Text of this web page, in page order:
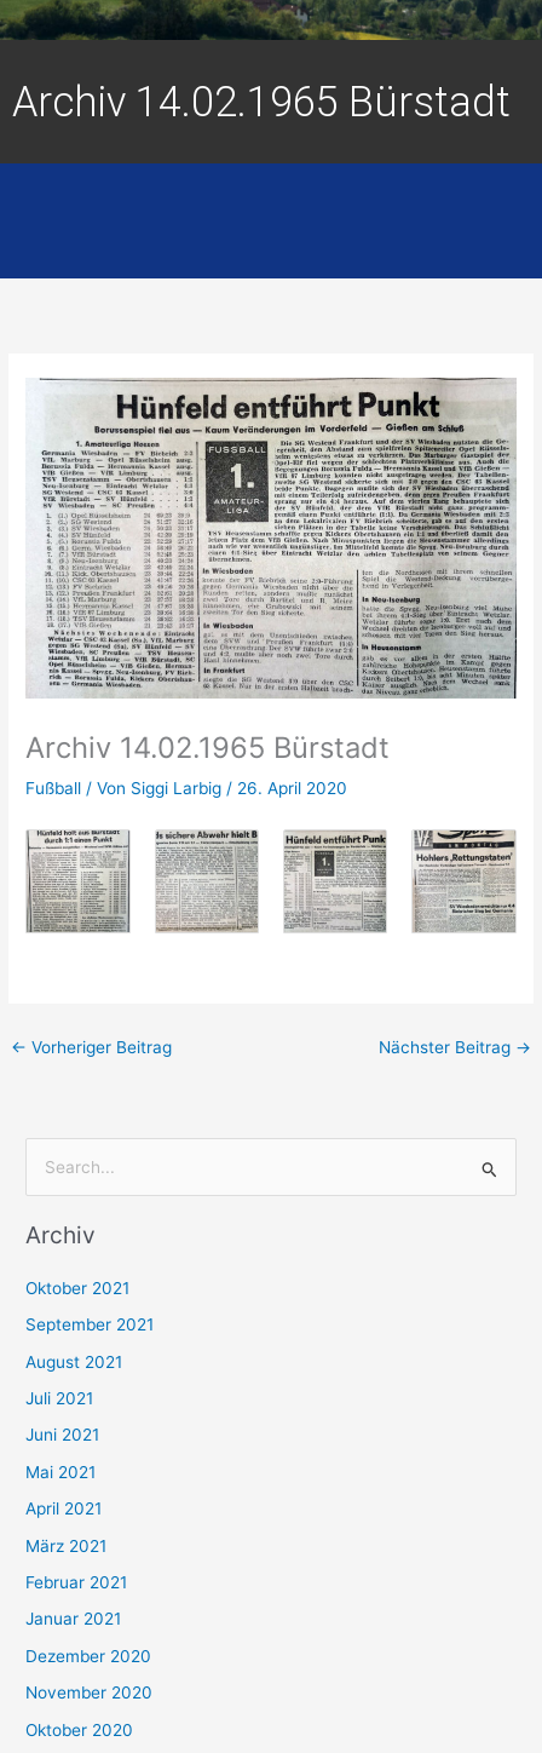
Archiv 14.02.1965 Bürstadt
Archiv 14.02.1965 Bürstadt
Fußball / Von Siggi Larbig / 26. April 2020
← Vorheriger Beitrag Nächster Beitrag →
c
n
n
a
c
h
:
Archiv
Oktober 2021
September 2021
August 2021
Juli 2021
Juni 2021
Mai 2021
April 2021
März 2021
Februar 2021
Januar 2021
Dezember 2020
November 2020
Oktober 2020